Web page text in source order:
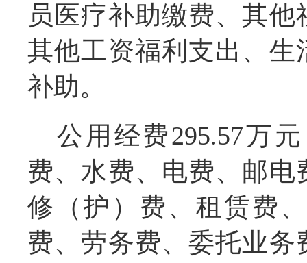
员医疗补助缴费、其
其他工资福利支出、 生
补助。
公用经费295.57万
费、水费、电费、邮
修（护）费、租赁费
费、劳务费、委托业务